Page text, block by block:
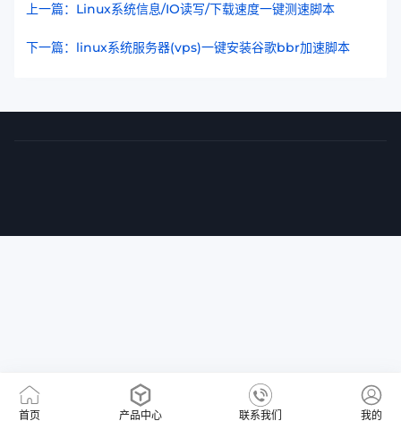
上一篇：Linux系统信息/IO读写/下载速度一键测速脚本
下一篇：linux系统服务器(vps)一键安装谷歌bbr加速脚本
首页 产品中心 联系我们 我的